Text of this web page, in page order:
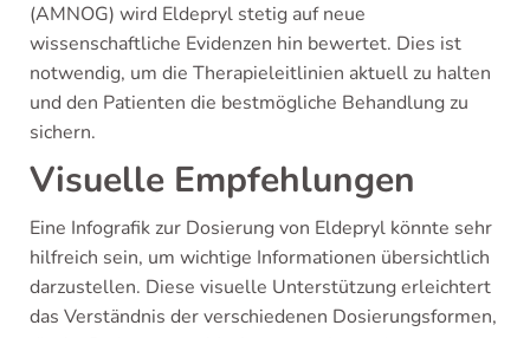
(AMNOG) wird Eldepryl stetig auf neue
wissenschaftliche Evidenzen hin bewertet. Dies ist
notwendig, um die Therapieleitlinien aktuell zu halten
und den Patienten die bestmögliche Behandlung zu
sichern.
Visuelle Empfehlungen
Eine Infografik zur Dosierung von Eldepryl könnte sehr
hilfreich sein, um wichtige Informationen übersichtlich
darzustellen. Diese visuelle Unterstützung erleichtert
das Verständnis der verschiedenen Dosierungsformen,